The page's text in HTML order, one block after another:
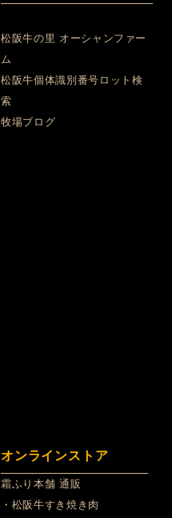
松阪牛の里 オーシャンファー
ム
松阪牛個体識別番号ロット検
索
牧場ブログ
オンラインストア
霜ふり本舗 通販
・松阪牛すき焼き肉